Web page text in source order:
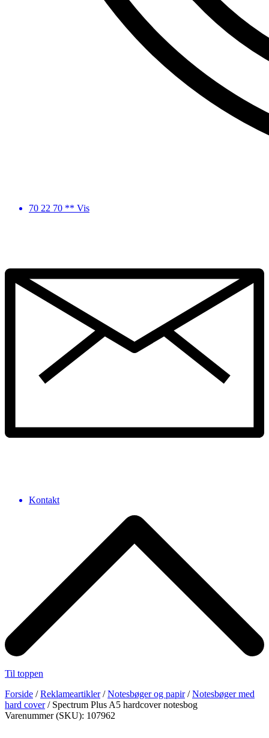
70 22 70 ** Vis
Kontakt
Til toppen
Forside /Reklameartikler/Notesbøger og papir/Notesbøger med
hard cover/ Spectrum Plus A5 hardcover notesbog
Varenummer (SKU): 107962